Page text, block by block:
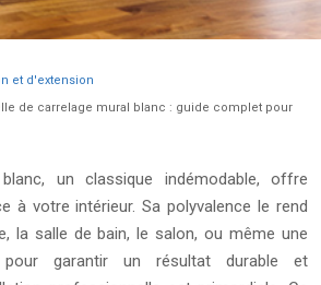
et d'extension
de carrelage mural blanc : guide complet pour
un classique indémodable, offre
à votre intérieur. Sa polyvalence le rend
la salle de bain, le salon, ou même une
pour garantir un résultat durable et